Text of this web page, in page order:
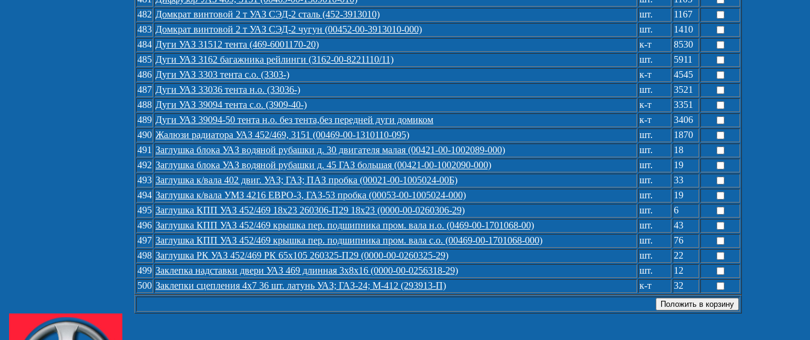
482 Домкрат винтовой 2 т УАЗ СЭД-2 сталь (452-3913010) шт.
1167
483 Домкрат винтовой 2 т УАЗ СЭД-2 чугун (00452-00-3913010-000) шт.
1410
484 Дуги УАЗ 31512 тента (469-6001170-20) к-т
8530
485 Дуги УАЗ 3162 багажника рейлинги (3162-00-8221110/11) шт.
5911
486 Дуги УАЗ 3303 тента с.о. (3303-) к-т
4545
487 Дуги УАЗ 33036 тента н.о. (33036-) шт.
3521
488 Дуги УАЗ 39094 тента с.о. (3909-40-) к-т
3351
489 Дуги УАЗ 39094-50 тента н.о. без тента,без передней дуги домиком к-т
3406
490 Жалюзи радиатора УАЗ 452/469, 3151 (00469-00-1310110-095) шт.
1870
491 Заглушка блока УАЗ водяной рубашки д. 30 двигателя малая (00421-00-1002089-000) шт.
18
492 Заглушка блока УАЗ водяной рубашки д. 45 ГАЗ большая (00421-00-1002090-000) шт.
19
493 Заглушка к/вала 402 двиг. УАЗ; ГАЗ; ПАЗ пробка (00021-00-1005024-00Б) шт.
33
494 Заглушка к/вала УМЗ 4216 ЕВРО-3, ГАЗ-53 пробка (00053-00-1005024-000) шт.
19
495 Заглушка КПП УАЗ 452/469 18х23 260306-П29 18х23 (0000-00-0260306-29) шт.
6
496 Заглушка КПП УАЗ 452/469 крышка пер. подшипника пром. вала н.о. (0469-00-1701068-00) шт.
43
497 Заглушка КПП УАЗ 452/469 крышка пер. подшипника пром. вала с.о. (00469-00-1701068-000) шт.
76
498 Заглушка РК УАЗ 452/469 РК 65х105 260325-П29 (0000-00-0260325-29) шт.
22
499 Заклепка надставки двери УАЗ 469 длинная 3х8х16 (0000-00-0256318-29) шт.
12
500 Заклепки сцепления 4х7 36 шт. латунь УАЗ; ГАЗ-24; М-412 (293913-П) к-т 32